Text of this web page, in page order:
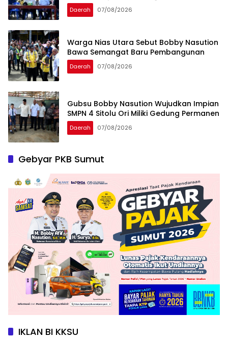
Daerah 07/08/2026
Warga Nias Utara Sebut Bobby Nasution
Bawa Semangat Baru Pembangunan
Daerah 07/08/2026
Gubsu Bobby Nasution Wujudkan Impian
SMPN 4 Sitolu Ori Miliki Gedung Permanen
Daerah 07/08/2026
Gebyar PKB Sumut
IKLAN BI KKSU